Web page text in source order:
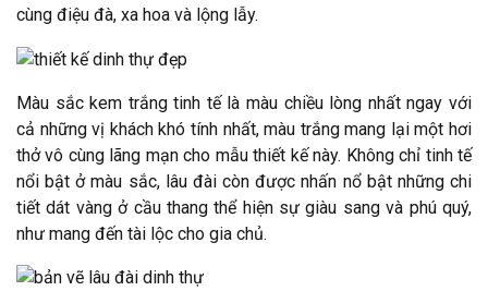
cùng điệu đà, xa hoa và lộng lẫy.
Màu sắc kem trắng tinh tế là màu chiều lòng nhất ngay với
cả những vị khách khó tính nhất, màu trắng mang lại một hơi
thở vô cùng lãng mạn cho mẫu thiết kế này. Không chỉ tinh tế
nổi bật ở màu sắc, lâu đài còn được nhấn nổ bật những chi
tiết dát vàng ở cầu thang thể hiện sự giàu sang và phú quý,
như mang đến tài lộc cho gia chủ.